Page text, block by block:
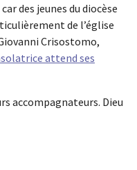
des jeunes du diocèse
de l’église
Crisostomo,
attend ses
accompagnateurs. Dieu